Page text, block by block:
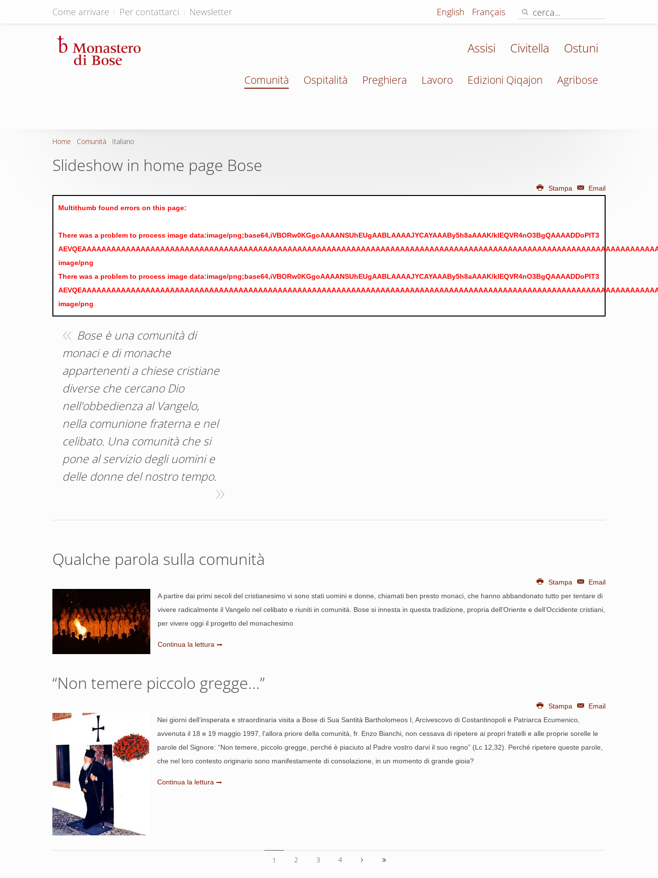
Come arrivare Per contattarci Newsletter English Français
Assisi Civitella Ostuni
Comunità Ospitalità Preghiera Lavoro Edizioni Qiqajon Agribose
Home Comunità Italiano
Slideshow in home page Bose
Stampa Email
Multithumb found errors on this page:
There was a problem to process image data:image/png;base64,iVBORw0KGgoAAAANSUhEUgAABLAAAAJYCAYAAABy5h8aAAAK/klEQVR4nO3BgQAAAADDoPlT3
image/png
There was a problem to process image data:image/png;base64,iVBORw0KGgoAAAANSUhEUgAABLAAAAJYCAYAAABy5h8aAAAK/klEQVR4nO3BgQAAAADDoPlT3
image/png
Bose è una comunità di
monaci e di monache
appartenenti a chiese cristiane
diverse che cercano Dio
nell'obbedienza al Vangelo,
nella comunione fraterna e nel
celibato. Una comunità che si
pone al servizio degli uomini e
delle donne del nostro tempo.
Qualche parola sulla comunità
Stampa
Email
A partire dai primi secoli del cristianesimo vi sono stati uomini e donne, chiamati ben presto monaci, che hanno abbandonato tutto per tentare di
vivere radicalmente il Vangelo nel celibato e riuniti in comunità. Bose si innesta in questa tradizione, propria dell’Oriente e dell’Occidente cristiani,
per vivere oggi il progetto del monachesimo
Continua la lettura
“Non temere piccolo gregge...”
Stampa
Email
Nei giorni dell’insperata e straordinaria visita a Bose di Sua Santità Bartholomeos I, Arcivescovo di Costantinopoli e Patriarca Ecumenico,
avvenuta il 18 e 19 maggio 1997, l'allora priore della comunità, fr. Enzo Bianchi, non cessava di ripetere ai propri fratelli e alle proprie sorelle le
parole del Signore: “Non temere, piccolo gregge, perché è piaciuto al Padre vostro darvi il suo regno” (Lc 12,32). Perché ripetere queste parole,
che nel loro contesto originario sono manifestamente di consolazione, in un momento di grande gioia?
Continua la lettura
1 2 3 4